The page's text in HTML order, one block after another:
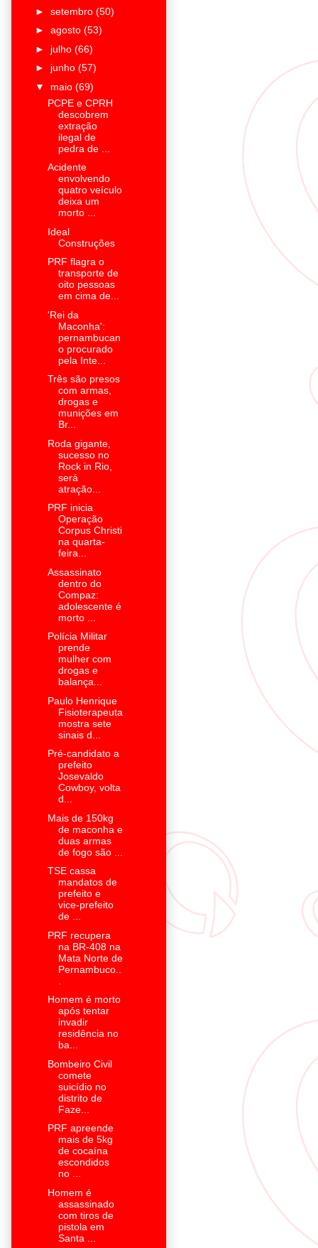
► setembro (50)
► agosto (53)
► julho (66)
► junho (57)
▼ maio (69)
PCPE e CPRH
descobrem
extração
ilegal de
pedra de ...
Acidente
envolvendo
quatro veículo
deixa um
morto ...
Ideal
Construções
PRF flagra o
transporte de
oito pessoas
em cima de...
'Rei da
Maconha':
pernambucan
o procurado
pela Inte...
Três são presos
com armas,
drogas e
munições em
Br...
Roda gigante,
sucesso no
Rock in Rio,
será
atração...
PRF inicia
Operação
Corpus Christi
na quarta-
feira...
Assassinato
dentro do
Compaz:
adolescente é
morto ...
Polícia Militar
prende
mulher com
drogas e
balança...
Paulo Henrique
Fisioterapeuta
mostra sete
sinais d...
Pré-candidato a
prefeito
Josevaldo
Cowboy, volta
d...
Mais de 150kg
de maconha e
duas armas
de fogo são ...
TSE cassa
mandatos de
prefeito e
vice-prefeito
de ...
PRF recupera
na BR-408 na
Mata Norte de
Pernambuco..
Homem é morto
após tentar
invadir
residência no
ba...
Bombeiro Civil
comete
suicídio no
distrito de
Faze...
PRF apreende
mais de 5kg
de cocaína
escondidos
no ...
Homem é
assassinado
com tiros de
pistola em
Santa ...